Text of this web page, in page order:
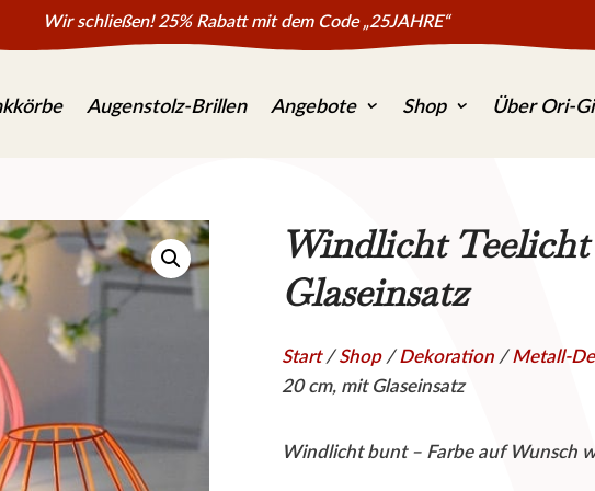
Wir schließen! 25% Rabatt mit dem Code „25JAHRE“
Augenstolz-Brillen Angebote Shop Über Ori-
Windlicht
Glaseinsatz
Start/Shop/Dekoration /Metall-
20 cm, mit Glaseinsatz
Windlicht bunt – Farbe auf Wunsch